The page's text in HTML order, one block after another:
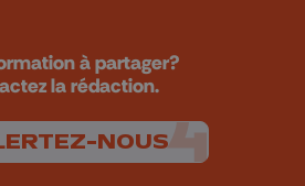
à partager?
la rédaction.
NOUS